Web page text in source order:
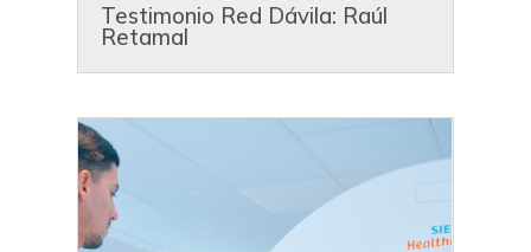
Testimonio Red Dávila: Raúl
Retamal